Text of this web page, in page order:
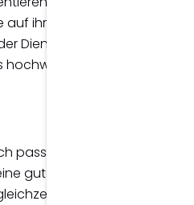
ihrer Website. Wirst du
Dienstleister erwähnt,
und
passenden Blogs oder
gute Möglichkeit, deine
hochwertige